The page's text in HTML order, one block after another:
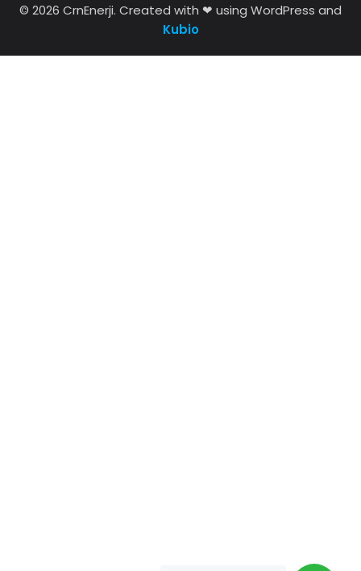
© 2026 CrnEnerji. Created with ❤ using WordPress and
Kubio